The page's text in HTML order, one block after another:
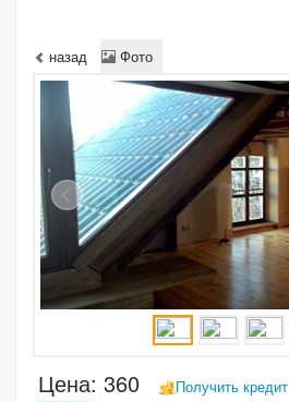
назад Фото
Цена: 360 Получить кредит